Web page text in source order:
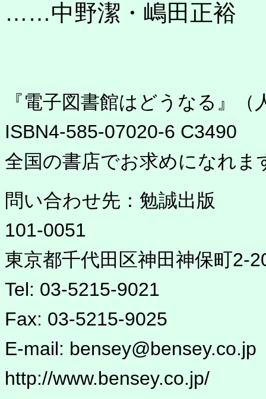
……中野潔・嶋田正裕
『電子図書館はどうなる』
ISBN4-585-07020-6 C3490
全国の書店でお求めになれま
問い合わせ先：勉誠出版
101-0051
東京都千代田区神田神保町2-
Tel: 03-5215-9021
Fax: 03-5215-9025
E-mail: bensey@bensey.co.jp
http://www.bensey.co.jp/